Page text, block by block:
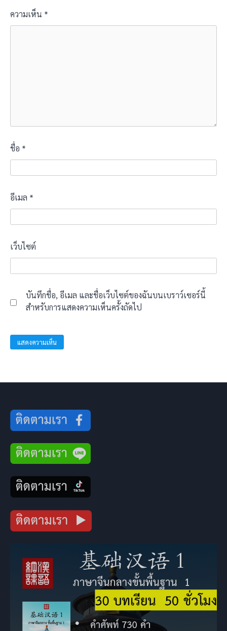
ความเห็น *
ชื่อ *
อีเมล *
เว็บไซต์
บันทึกชื่อ, อีเมล และชื่อเว็บไซต์ของฉันบนเบราว์เซอร์นี้
สำหรับการแสดงความเห็นครั้งถัดไป